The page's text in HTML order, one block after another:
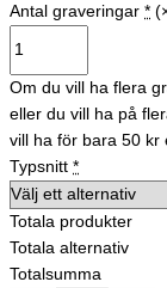
Antal graveringar *
Om du vill ha flera
eller du vill ha på
vill ha för bara 50 kr
Typsnitt *
Totala produkter
Totala alternativ
Totalsumma